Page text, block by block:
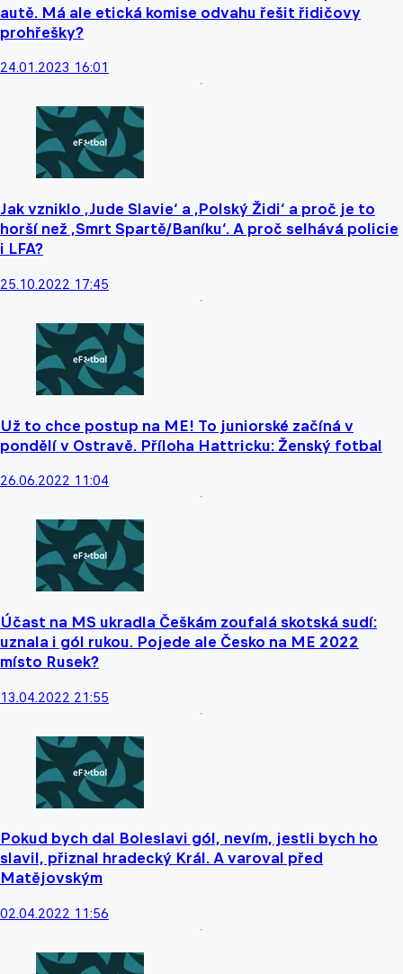
autě. Má ale etická komise odvahu řešit řidičovy
prohřešky?
24.01.2023 16:01
Jak vzniklo ‚Jude Slavie‘ a ‚Polský Židi‘ a proč je to
horší než ‚Smrt Spartě/Baníku‘. A proč selhává policie
i LFA?
25.10.2022 17:45
Už to chce postup na ME! To juniorské začíná v
pondělí v Ostravě. Příloha Hattricku: Ženský fotbal
26.06.2022 11:04
Účast na MS ukradla Češkám zoufalá skotská sudí:
uznala i gól rukou. Pojede ale Česko na ME 2022
místo Rusek?
13.04.2022 21:55
Pokud bych dal Boleslavi gól, nevím, jestli bych ho
slavil, přiznal hradecký Král. A varoval před
Matějovským
02.04.2022 11:56